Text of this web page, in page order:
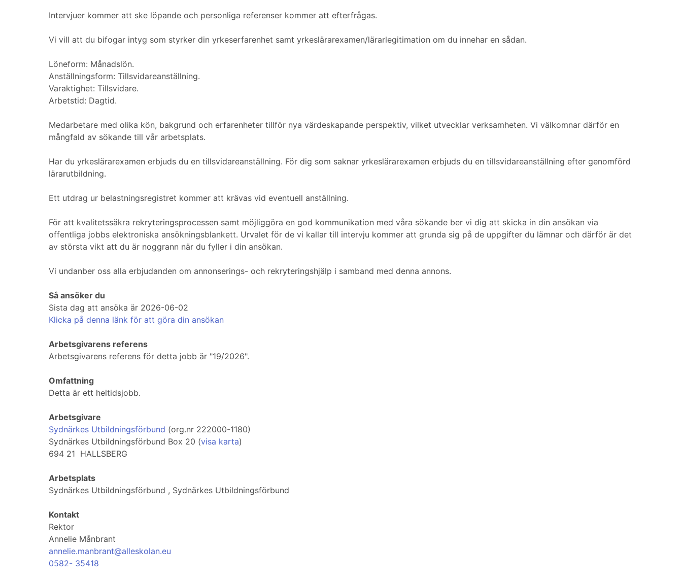
Intervjuer kommer att ske löpande och personliga referenser kommer att efterfrågas.
Vi vill att du bifogar intyg som styrker din yrkeserfarenhet samt yrkeslärarexamen/lärarlegitimation om du innehar en sådan.
Löneform: Månadslön.
Anställningsform: Tillsvidareanställning.
Varaktighet: Tillsvidare.
Arbetstid: Dagtid.
Medarbetare med olika kön, bakgrund och erfarenheter tillför nya värdeskapande perspektiv, vilket utvecklar verksamheten. Vi välkomnar därför en
mångfald av sökande till vår arbetsplats.
Har du yrkeslärarexamen erbjuds du en tillsvidareanställning. För dig som saknar yrkeslärarexamen erbjuds du en tillsvidareanställning efter genomförd
lärarutbildning.
Ett utdrag ur belastningsregistret kommer att krävas vid eventuell anställning.
För att kvalitetssäkra rekryteringsprocessen samt möjliggöra en god kommunikation med våra sökande ber vi dig att skicka in din ansökan via
offentliga jobbs elektroniska ansökningsblankett. Urvalet för de vi kallar till intervju kommer att grunda sig på de uppgifter du lämnar och därför är det
av största vikt att du är noggrann när du fyller i din ansökan.
Vi undanber oss alla erbjudanden om annonserings- och rekryteringshjälp i samband med denna annons.
Så ansöker du
Sista dag att ansöka är 2026-06-02
Klicka på denna länk för att göra din ansökan
Arbetsgivarens referens
Arbetsgivarens referens för detta jobb är "19/2026".
Omfattning
Detta är ett heltidsjobb.
Arbetsgivare
Sydnärkes Utbildningsförbund (org.nr 222000-1180)
Sydnärkes Utbildningsförbund Box 20 (visa karta)
694 21 HALLSBERG
Arbetsplats
Sydnärkes Utbildningsförbund , Sydnärkes Utbildningsförbund
Kontakt
Rektor
Annelie Månbrant
annelie.manbrant@alleskolan.eu
0582- 35418